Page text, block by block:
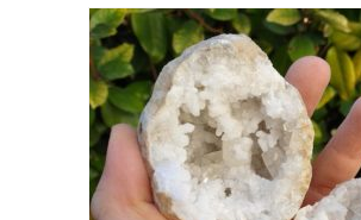
AJOUTER AU PANIER